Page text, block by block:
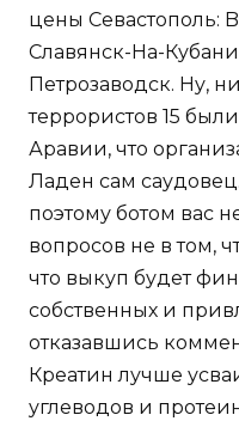
цены Севастополь:
Славянск-На-
Петрозаводск. Ну,
террористов 15
Аравии, что
Ладен сам
поэтому ботом вас
вопросов не в том,
что выкуп будет
собственных и
отказавшись
Креатин лучше
углеводов и